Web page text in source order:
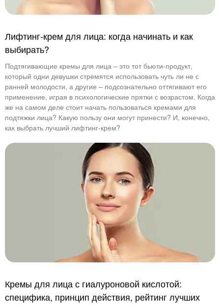
Лифтинг-крем для лица: когда начинать и как
выбирать?
Подтягивающие кремы для лица – это тот бьюти-продукт,
который одни девушки стремятся использовать чуть ли не с
ранней молодости, а другие – подсознательно оттягивают его
применение, играя в психологические прятки с возрастом. Когда
же на самом деле стоит начать пользоваться кремами для
подтяжки лица? Какую пользу они могут принести? И, конечно,
как выбрать лучший лифтинг-крем?
Кремы для лица с гиалуроновой кислотой:
специфика, принцип действия, рейтинг лучших